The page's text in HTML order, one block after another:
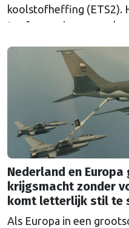
koolstofheffing (ETS2).
Leefomgeving
Nederland en Europa
krijgsmacht zonder
komt letterlijk stil te
Als Europa in een